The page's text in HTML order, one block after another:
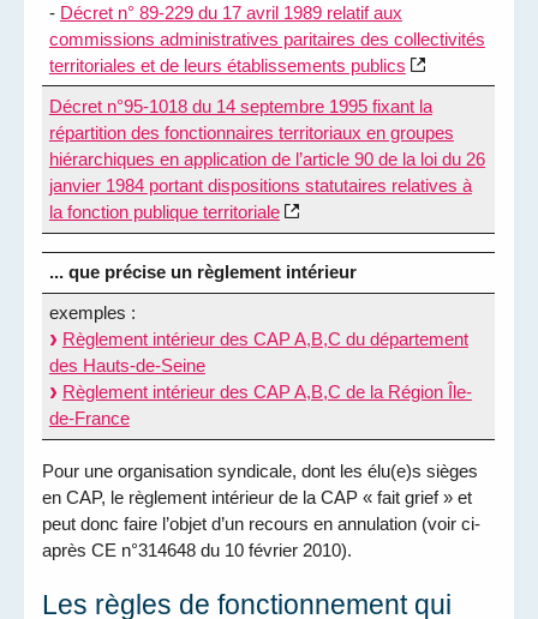
- Décret n° 89-229 du 17 avril 1989 relatif aux
commissions administratives paritaires des collectivités
territoriales et de leurs établissements publics
Décret n°95-1018 du 14 septembre 1995 fixant la
répartition des fonctionnaires territoriaux en groupes
hiérarchiques en application de l’article 90 de la loi du 26
janvier 1984 portant dispositions statutaires relatives à
la fonction publique territoriale
... que précise un règlement intérieur
exemples :
Règlement intérieur des CAP A,B,C du département
des Hauts-de-Seine
Règlement intérieur des CAP A,B,C de la Région Île-
de-France
Pour une organisation syndicale, dont les élu(e)s sièges
en CAP, le règlement intérieur de la CAP « fait grief » et
peut donc faire l’objet d’un recours en annulation (voir ci-
après CE n°314648 du 10 février 2010).
Les règles de fonctionnement qui